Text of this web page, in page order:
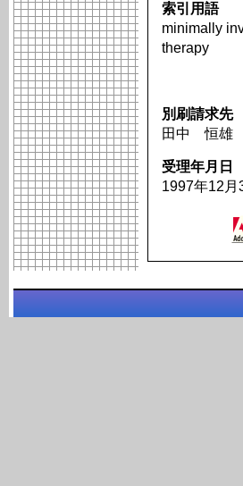
索引用語
minimally
therapy
別刷請求先
田中 恒雄
受理年月日
1997年12月